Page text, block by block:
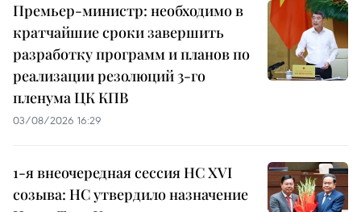
Премьер-министр: необходимо в
кратчайшие сроки завершить
разработку программ и планов по
реализации резолюций 3-го
пленума ЦК КПВ
03/08/2026 16:29
1-я внеочередная сессия НС XVI
созыва: НС утвердило назначение